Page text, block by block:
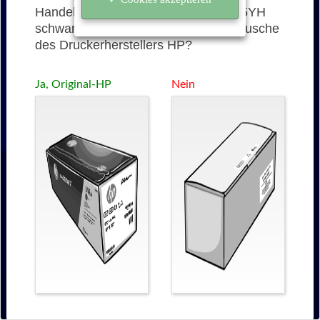
Handelt es sich bei der 45YH (Q5945YH
schwarz) um eine originale Tonerkartusche
des Druckerherstellers HP?
Ja, Original-HP Nein